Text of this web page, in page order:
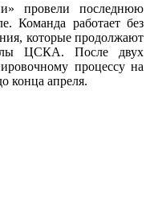
провели последнюю
Команда работает без
которые продолжают
ЦСКА. После двух
процессу на
апреля.